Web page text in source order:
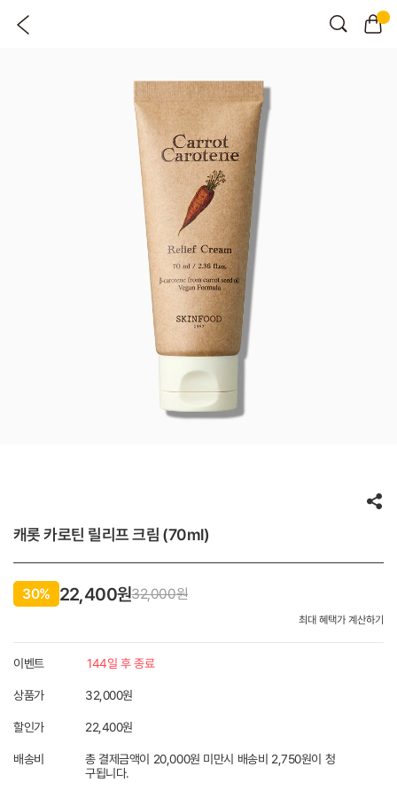
캐롯 카로틴 릴리프 크림 (70ml)
최대 혜택가 계산하기
30% 22,400원32,000원
이벤트 144일 후 종료
상품가 32,000원
할인가 22,400원
배송비
총 결제금액이 20,000원 미만시 배송비 2,750원이 청
구됩니다.